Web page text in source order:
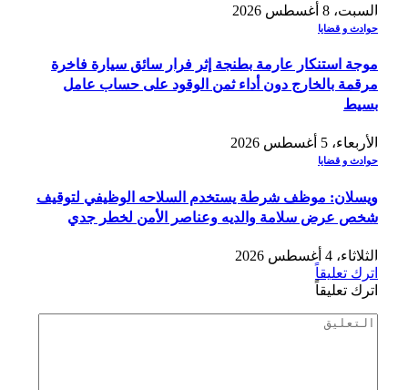
السبت، 8 أغسطس 2026
حوادث و قضايا
موجة استنكار عارمة بطنجة إثر فرار سائق سيارة فاخرة
مرقمة بالخارج دون أداء ثمن الوقود على حساب عامل
بسيط
الأربعاء، 5 أغسطس 2026
حوادث و قضايا
ويسلان: موظف شرطة يستخدم السلاحه الوظيفي لتوقيف
شخص عرض سلامة والديه وعناصر الأمن لخطر جدي
الثلاثاء، 4 أغسطس 2026
اترك تعليقاً
اترك تعليقاً